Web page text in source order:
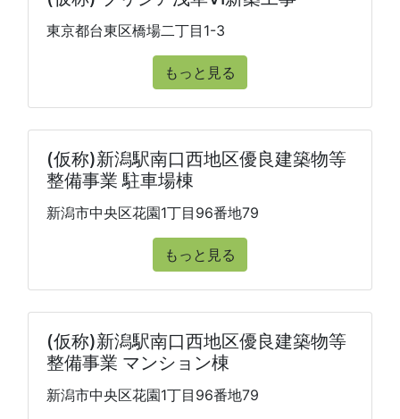
東京都台東区橋場二丁目1-3
もっと見る
(仮称)新潟駅南口西地区優良建築物等
整備事業 駐車場棟
新潟市中央区花園1丁目96番地79
もっと見る
(仮称)新潟駅南口西地区優良建築物等
整備事業 マンション棟
新潟市中央区花園1丁目96番地79